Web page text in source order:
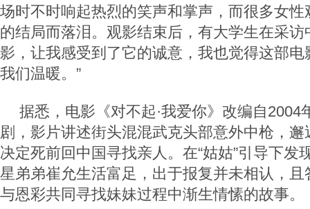
场时不时响起热烈的笑声和掌声，而很多女
的结局而落泪。观影结束后，有大学生在采访
影，让我感受到了它的诚意，我也觉得这部
我们温暖。”
据悉，电影《对不起·我爱你》改编自2004
剧，影片讲述街头混混武克头部意外中枪，
决定死前回中国寻找亲人。在“姑姑”引导下发
星弟弟崔允生活富足，出于报复并未相认，
与恩彩共同寻找妹妹过程中渐生情愫的故事。